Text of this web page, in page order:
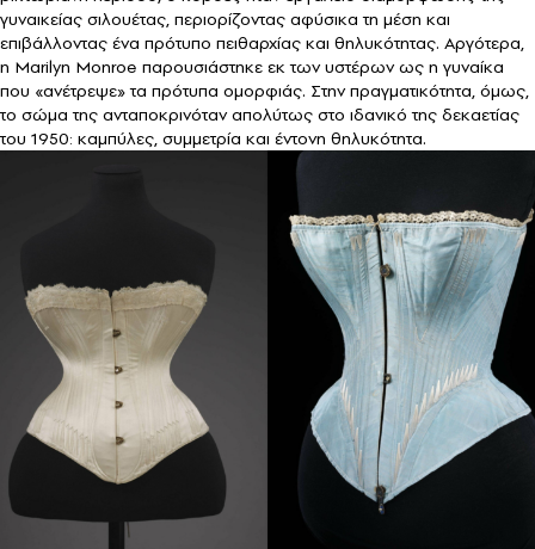
γυναικείας σιλουέτας, περιορίζοντας αφύσικα τη μέση και
επιβάλλοντας ένα πρότυπο πειθαρχίας και θηλυκότητας. Αργότερα,
η Marilyn Monroe παρουσιάστηκε εκ των υστέρων ως η γυναίκα
που «ανέτρεψε» τα πρότυπα ομορφιάς. Στην πραγματικότητα, όμως,
το σώμα της ανταποκρινόταν απολύτως στο ιδανικό της δεκαετίας
του 1950: καμπύλες, συμμετρία και έντονη θηλυκότητα.